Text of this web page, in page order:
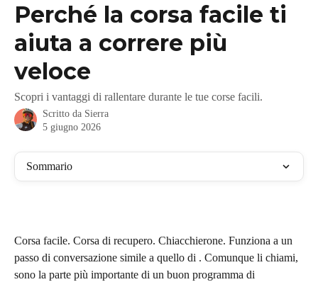
Perché la corsa facile ti
aiuta a correre più
veloce
Scopri i vantaggi di rallentare durante le tue corse facili.
Scritto da Sierra
5 giugno 2026
Sommario
Corsa facile. Corsa di recupero. Chiacchierone. Funziona a un
passo di conversazione simile a quello di . Comunque li chiami,
sono la parte più importante di un buon programma di